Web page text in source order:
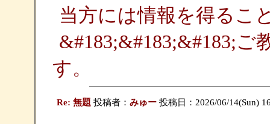
当方には情報を得るこ
&#183;&#183;&#183;
す。
Re: 無題 投稿者： みゅー投稿日：2026/06/14(Sun)